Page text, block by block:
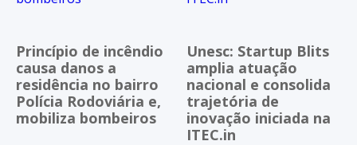
Princípio de incêndio
causa danos a
residência no bairro
Polícia Rodoviária e,
mobiliza bombeiros
Unesc: Startup Blits
amplia atuação
nacional e consolida
trajetória de
inovação iniciada na
ITEC.in